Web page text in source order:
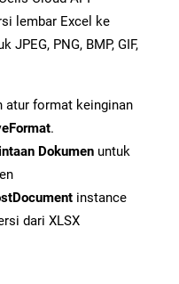
lembar Excel ke
JPEG, PNG, BMP, GIF,
atur format keinginan
.
Dokumen untuk
instance
dari XLSX